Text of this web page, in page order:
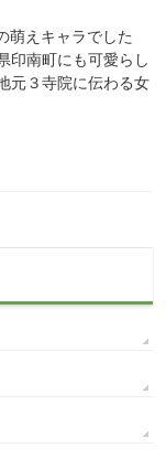
萌えキャラでした
印南町にも可愛らし
元３寺院に伝わる女